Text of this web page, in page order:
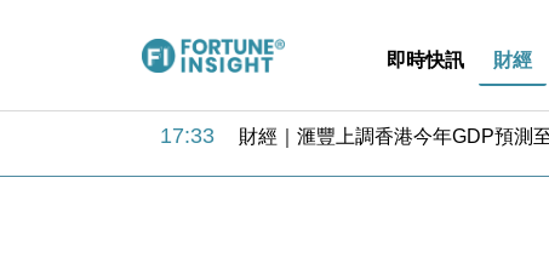
即時快訊 財經
18:31 財經｜華僑銀行上半年淨利創新高
17:33 財經｜滙豐上調香港今年GDP預測